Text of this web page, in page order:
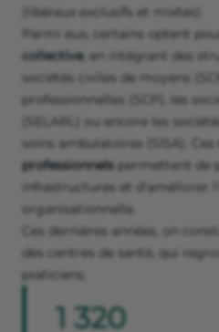
(libéraux exclusifs et mixtes).
Parmi eux, certains optent
collective, en intégrant des
sociétés civiles de moyens
professionnelles (SCP), les
(SELARL) ou encore les
soins ambulatoires (SISA). Ces
professionnels permettent de
infrastructures et d'améliorer
organisationnelle.
Ces dernières années, on
des centres de santé, qui
praticiens.
1 320